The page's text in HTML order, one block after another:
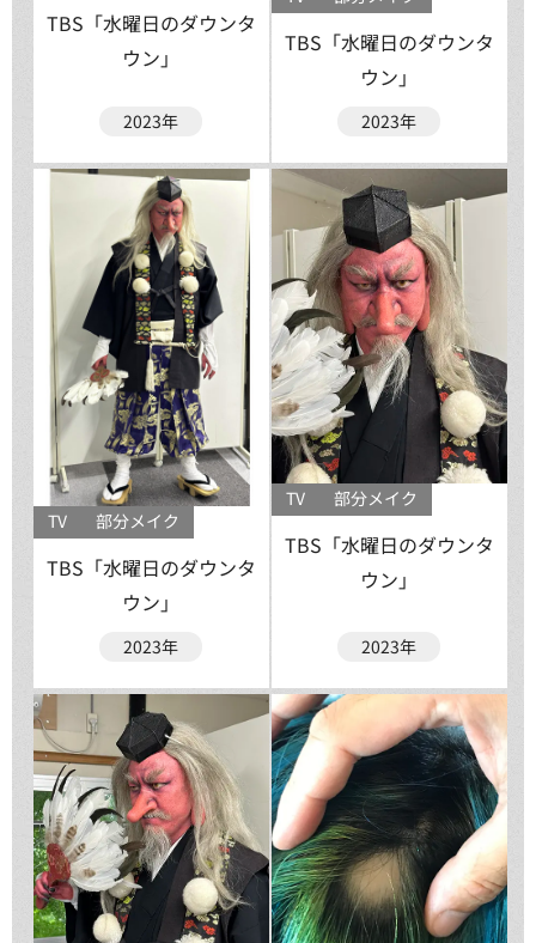
TBS「水曜日のダウンタ
ウン」
2023年
TBS「水曜日のダウンタ
ウン」
2023年
TV 部分メイク
TBS「水曜日のダウンタ
ウン」
2023年
TV 部分メイク
TBS「水曜日のダウンタ
ウン」
2023年